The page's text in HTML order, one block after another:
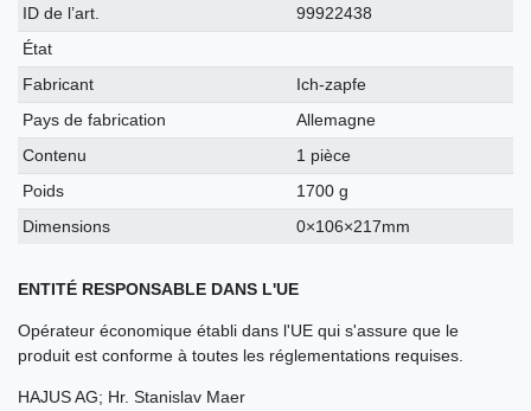
Caractéristique
technique
Valeur
ID de l’art.
99922438
État
Fabricant
Ich-zapfe
Pays de fabrication
Allemagne
Contenu
1 pièce
Poids
1700 g
Dimensions
0×106×217mm
ENTITÉ RESPONSABLE DANS L'UE
Opérateur économique établi dans l'UE qui s'assure que le
produit est conforme à toutes les réglementations requises.
HAJUS AG; Hr. Stanislav Maer